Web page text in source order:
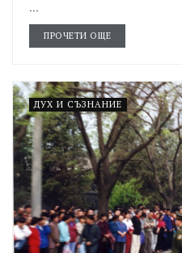
...
ПРОЧЕТИ ОЩЕ
ДУХ И СЪЗНАНИЕ